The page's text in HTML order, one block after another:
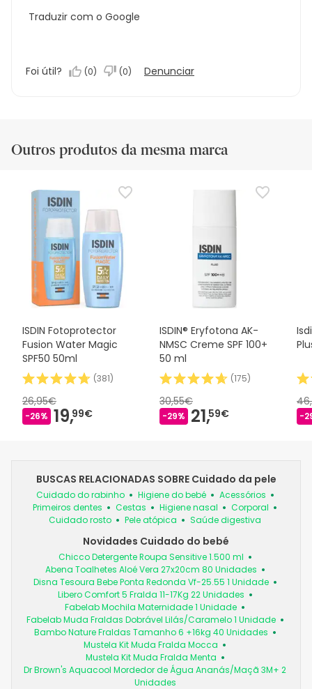
Traduzir com o Google
Foi útil? (0) (0) Denunciar
Outros produtos da mesma marca
ISDIN Fotoprotector
Fusion Water Magic
SPF50 50ml
(381)
26,95€
-26% 19,99€
ISDIN® Eryfotona AK-
NMSC Creme SPF 100+
50 ml
(175)
30,55€
-29% 21,59€ -
BUSCAS RELACIONADAS SOBRE Cuidado da pele
Cuidado do rabinho Higiene do bebé
Acessórios
Primeiros dentes
Cestas Higiene nasal
Corporal
Cuidado rosto
Pele atópica Saúde digestiva
Novidades Cuidado do bebé
Chicco Detergente Roupa Sensitive 1.500 ml
Abena Toalhetes Aloé Vera 27x20cm 80 Unidades
Disna Tesoura Bebe Ponta Redonda Vf-25.55 1 Unidade
Libero Comfort 5 Fralda 11-17Kg 22 Unidades
Fabelab Mochila Maternidade 1 Unidade
Fabelab Muda Fraldas Dobrável Lilás/Caramelo 1 Unidade
Bambo Nature Fraldas Tamanho 6 +16kg 40 Unidades
Mustela Kit Muda Fralda Mocca
Mustela Kit Muda Fralda Menta
Dr Brown's Aquacool Mordedor de Água Ananás/Maçã 3M+ 2
Unidades